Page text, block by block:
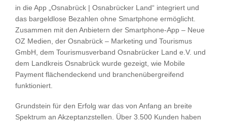
in die App „Osnabrück | Osnabrücker Land“ integriert und
das bargeldlose Bezahlen ohne Smartphone ermöglicht.
Zusammen mit den Anbietern der Smartphone-App – Neue
OZ Medien, der Osnabrück – Marketing und Tourismus
GmbH, dem Tourismusverband Osnabrücker Land e.V. und
dem Landkreis Osnabrück wurde gezeigt, wie Mobile
Payment flächendeckend und branchenübergreifend
funktioniert.
Grundstein für den Erfolg war das von Anfang an breite
Spektrum an Akzeptanzstellen. Über 3.500 Kunden haben